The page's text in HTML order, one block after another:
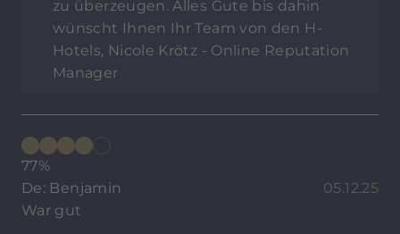
zu überzeugen. Alles Gute bis dahin
wünscht Ihnen Ihr Team von den H-
Hotels, Nicole Krötz - Online Reputation
Manager
77%
De: Benjamin
05.12.25
War gut